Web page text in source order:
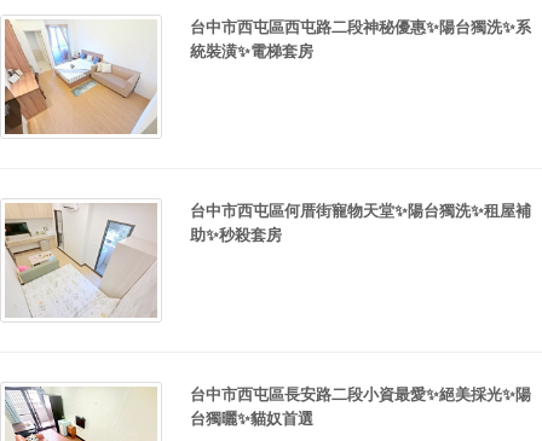
台中市西屯區西屯路二段神秘優惠✨陽台獨洗✨系
統裝潢✨電梯套房
台中市西屯區何厝街寵物天堂✨陽台獨洗✨租屋補
助✨秒殺套房
台中市西屯區長安路二段小資最愛✨絕美採光✨陽
台獨曬✨貓奴首選